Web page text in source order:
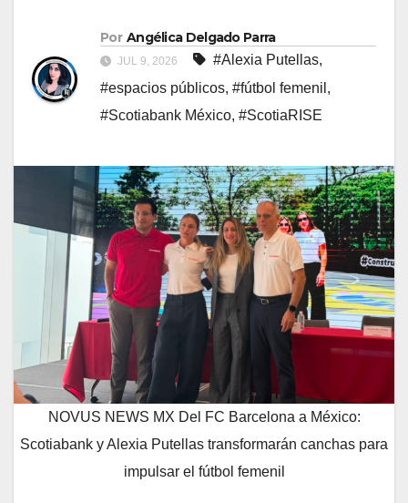
Por Angélica Delgado Parra
JUL 9, 2026 #Alexia Putellas,
#espacios públicos, #fútbol femenil ,
#Scotiabank México, #ScotiaRISE
NOVUS NEWS MX Del FC Barcelona a México:
Scotiabank y Alexia Putellas transformarán canchas para
impulsar el fútbol femenil